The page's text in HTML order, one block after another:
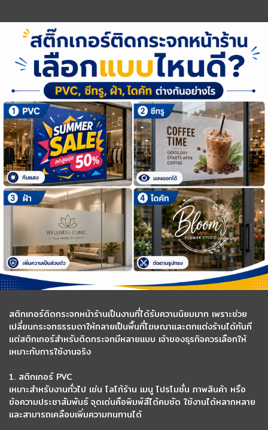
สติกเกอร์ติดกระจกหน้าร้านเป็นงานที่ได้รับความนิยมมาก เพราะช่วย
เปลี่ยนกระจกธรรมดาให้กลายเป็นพื้นที่โฆษณาและตกแต่งร้านได้ทันที
แต่สติกเกอร์สำหรับติดกระจกมีหลายแบบ เจ้าของธุรกิจควรเลือกให้
เหมาะกับการใช้งานจริง
1. สติกเกอร์ PVC
เหมาะสำหรับงานทั่วไป เช่น โลโก้ร้าน เมนู โปรโมชั่น ภาพสินค้า หรือ
ข้อความประชาสัมพันธ์ จุดเด่นคือพิมพ์สีได้คมชัด ใช้งานได้หลากหลาย
และสามารถเคลือบเพิ่มความทนทานได้